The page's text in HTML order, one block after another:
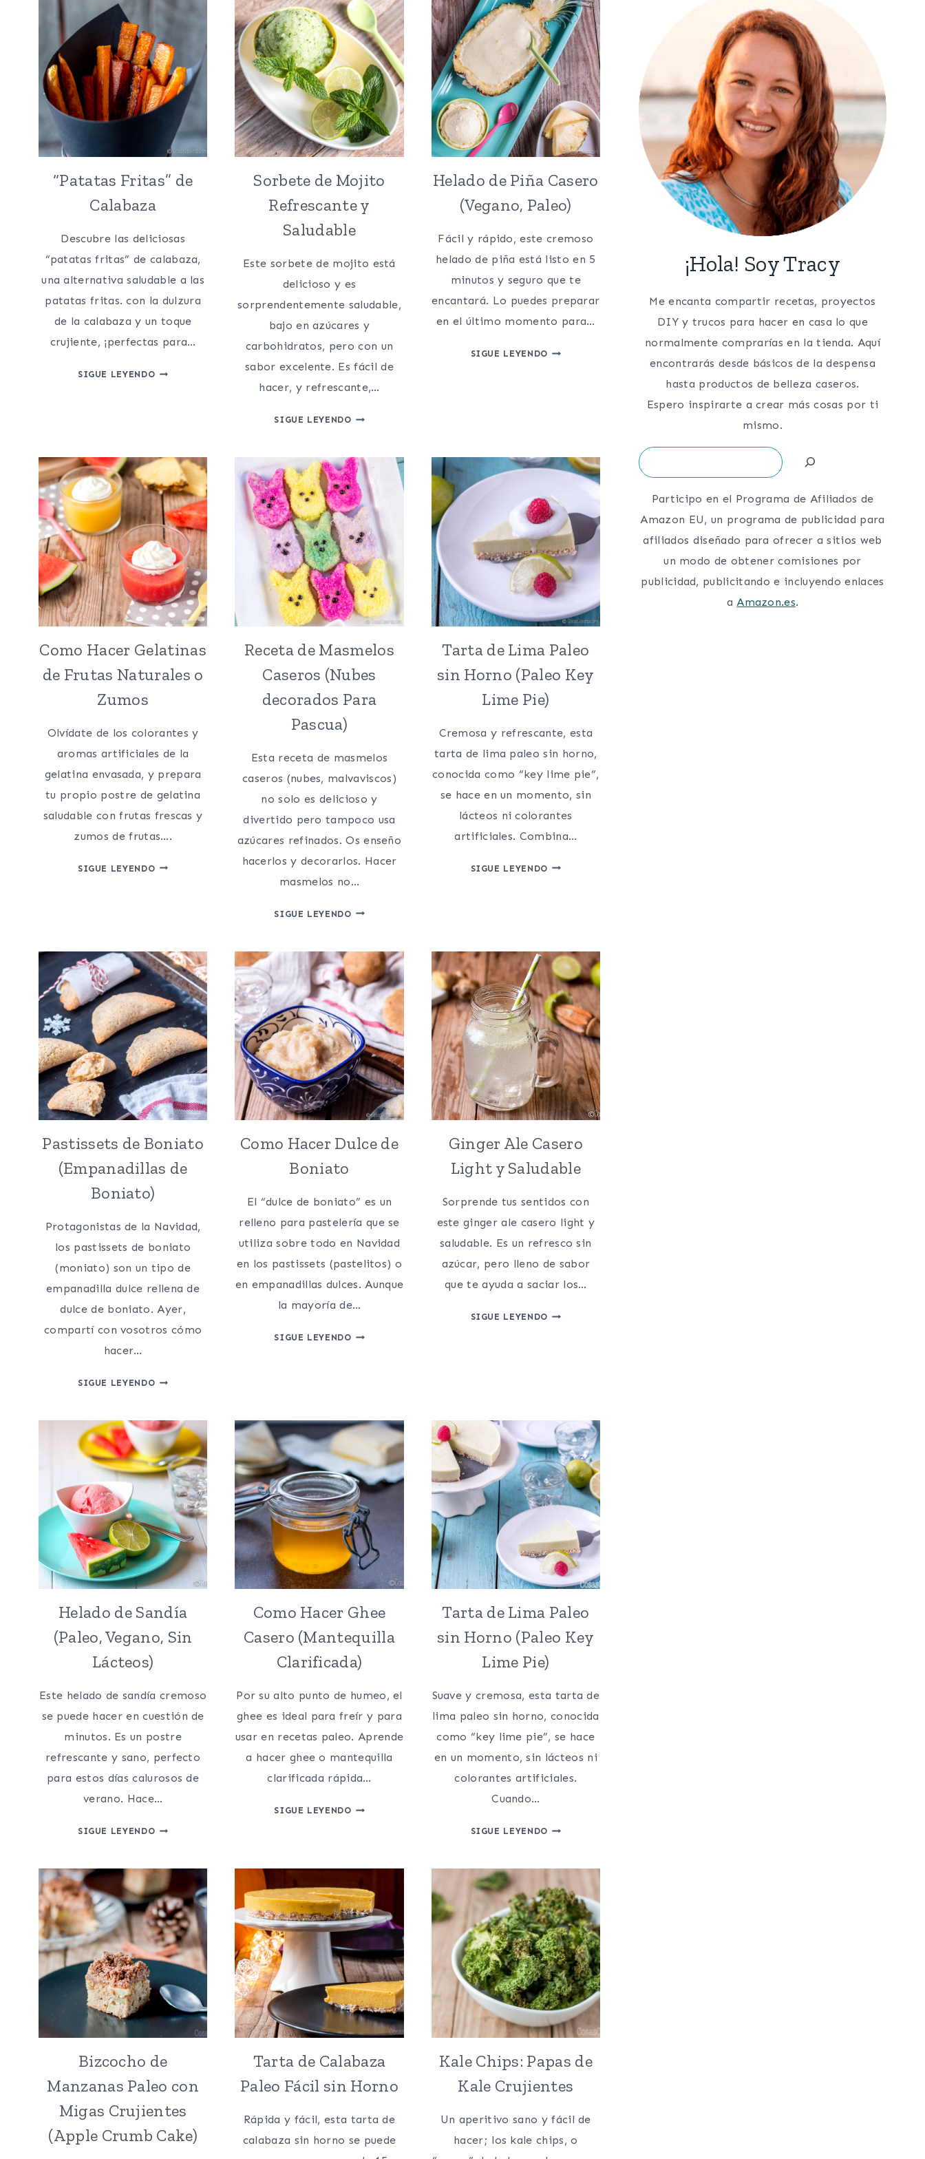
“Patatas Fritas” de
Calabaza
Descubre las deliciosas
“patatas fritas” de calabaza,
una alternativa saludable a las
patatas fritas. con la dulzura
de la calabaza y un toque
crujiente, ¡perfectas para…
SIGUE LEYENDO“PATATAS
Sorbete de Mojito
Refrescante y
Saludable
Este sorbete de mojito está
delicioso y es
sorprendentemente saludable,
bajo en azúcares y
carbohidratos, pero con un
sabor excelente. Es fácil de
hacer, y refrescante,…
SIGUE LEYENDOSORBETE
REFRESCANTE
Y
SALUDABLE
Helado de Piña Casero
(Vegano, Paleo)
Fácil y rápido, este cremoso
helado de piña está listo en 5
minutos y seguro que te
encantará. Lo puedes preparar
en el último momento para…
SIGUE LEYENDOHELADO
Como Hacer Gelatinas
de Frutas Naturales o
Zumos
Olvídate de los colorantes y
aromas artificiales de la
gelatina envasada, y prepara
tu propio postre de gelatina
saludable con frutas frescas y
zumos de frutas….
SIGUE LEYENDOCOMO
O
ZUMOS
Receta de Masmelos
Caseros (Nubes
decorados Para
Pascua)
Esta receta de masmelos
caseros (nubes, malvaviscos)
no solo es delicioso y
divertido pero tampoco usa
azúcares refinados. Os enseño
hacerlos y decorarlos. Hacer
masmelos no…
SIGUE LEYENDORECETA
CASEROS
(NUBES
DECORADOS
PARA
PASCUA)
Tarta de Lima Paleo
sin Horno (Paleo Key
Lime Pie)
Cremosa y refrescante, esta
tarta de lima paleo sin horno,
conocida como “key lime pie”,
se hace en un momento, sin
lácteos ni colorantes
artificiales. Combina…
SIGUE LEYENDOTARTA
(PALEO
KEY
LIME
PIE)
Pastissets de Boniato
(Empanadillas de
Boniato)
Protagonistas de la Navidad,
los pastissets de boniato
(moniato) son un tipo de
empanadilla dulce rellena de
dulce de boniato. Ayer,
compartí con vosotros cómo
hacer…
SIGUE LEYENDOPASTISSETS
(EMPANADILLAS
DE
BONIATO)
Como Hacer Dulce de
Boniato
El “dulce de boniato” es un
relleno para pastelería que se
utiliza sobre todo en Navidad
en los pastissets (pastelitos) o
en empanadillas dulces. Aunque
la mayoría de…
SIGUE LEYENDOCOMO
Ginger Ale Casero
Light y Saludable
Sorprende tus sentidos con
este ginger ale casero light y
saludable. Es un refresco sin
azúcar, pero lleno de sabor
que te ayuda a saciar los…
SIGUE LEYENDOGINGER
Helado de Sandía
(Paleo, Vegano, Sin
Lácteos)
Este helado de sandía cremoso
se puede hacer en cuestión de
minutos. Es un postre
refrescante y sano, perfecto
para estos días calurosos de
verano. Hace…
SIGUE LEYENDOHELADO
(PALEO,
VEGANO,
SIN
LÁCTEOS)
Como Hacer Ghee
Casero (Mantequilla
Clarificada)
Por su alto punto de humeo, el
ghee es ideal para freír y para
usar en recetas paleo. Aprende
a hacer ghee o mantequilla
clarificada rápida…
SIGUE LEYENDOCOMO
(MANTEQUILLA
CLARIFICADA)
Tarta de Lima Paleo
sin Horno (Paleo Key
Lime Pie)
Suave y cremosa, esta tarta de
lima paleo sin horno, conocida
como “key lime pie”, se hace
en un momento, sin lácteos ni
colorantes artificiales.
Cuando…
SIGUE LEYENDOTARTA
SIN
HORNO
(PALEO
KEY
LIME
PIE)
Bizcocho de
Manzanas Paleo con
Migas Crujientes
(Apple Crumb Cake)
Tarta de Calabaza
Paleo Fácil sin Horno
Rápida y fácil, esta tarta de
calabaza sin horno se puede
Kale Chips: Papas de
Kale Crujientes
Un aperitivo sano y fácil de
hacer; los kale chips, o
¡Hola! Soy Tracy
Me encanta compartir recetas, proyectos
DIY y trucos para hacer en casa lo que
normalmente comprarías en la tienda. Aquí
encontrarás desde básicos de la despensa
hasta productos de belleza caseros.
Espero inspirarte a crear más cosas por ti
mismo.
Search
Participo en el Programa de Afiliados de
Amazon EU, un programa de publicidad para
afiliados diseñado para ofrecer a sitios web
un modo de obtener comisiones por
publicidad, publicitando e incluyendo enlaces
a Amazon.es.